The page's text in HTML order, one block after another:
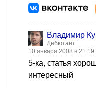
Владимир
Дебютант
10 января 2008 в 21:19
5-ка, статья
интересный